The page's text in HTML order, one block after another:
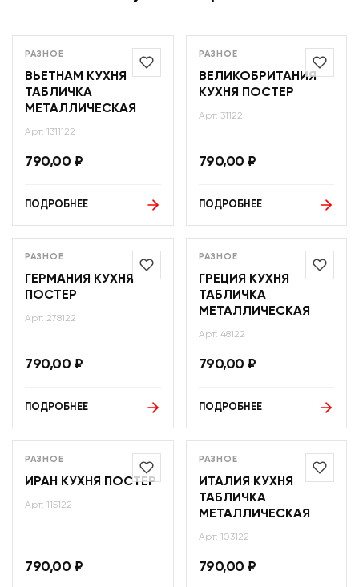
РАЗНОЕ
ВЬЕТНАМ КУХНЯ
ТАБЛИЧКА
МЕТАЛЛИЧЕСКАЯ
Арт: 1311122
790,00 ₽
ПОДРОБНЕЕ
РАЗНОЕ
ВЕЛИКОБРИТАНИЯ
КУХНЯ ПОСТЕР
Арт: 31122
790,00 ₽
ПОДРОБНЕЕ
РАЗНОЕ
ГЕРМАНИЯ КУХНЯ
ПОСТЕР
Арт: 278122
790,00 ₽
ПОДРОБНЕЕ
РАЗНОЕ
ГРЕЦИЯ КУХНЯ
ТАБЛИЧКА
МЕТАЛЛИЧЕСКАЯ
Арт: 48122
790,00 ₽
ПОДРОБНЕЕ
РАЗНОЕ
ИРАН КУХНЯ ПОСТЕР
Арт: 115122
790,00 ₽
РАЗНОЕ
ИТАЛИЯ КУХНЯ
ТАБЛИЧКА
МЕТАЛЛИЧЕСКАЯ
Арт: 103122
790,00 ₽